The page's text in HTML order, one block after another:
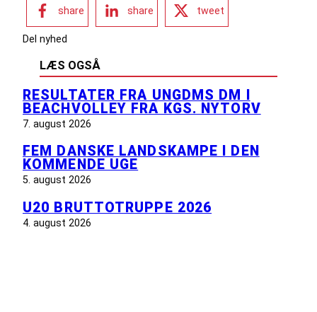
share share tweet
Del nyhed
LÆS OGSÅ
RESULTATER FRA UNGDMS DM I
BEACHVOLLEY FRA KGS. NYTORV
7. august 2026
FEM DANSKE LANDSKAMPE I DEN
KOMMENDE UGE
5. august 2026
U20 BRUTTOTRUPPE 2026
4. august 2026